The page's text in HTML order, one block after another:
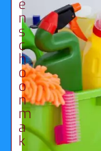
e
n
s
c
h
o
o
n
m
a
k